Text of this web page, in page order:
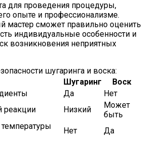
для проведения процедуры,
опыте и профессионализме.
мастер сможет правильно оценить
индивидуальные особенности и
возникновения неприятных
шугаринга и воска:
Шугаринг
Воск
Да
Нет
реакции
Низкий
Может
быть
температуры
Нет
Да